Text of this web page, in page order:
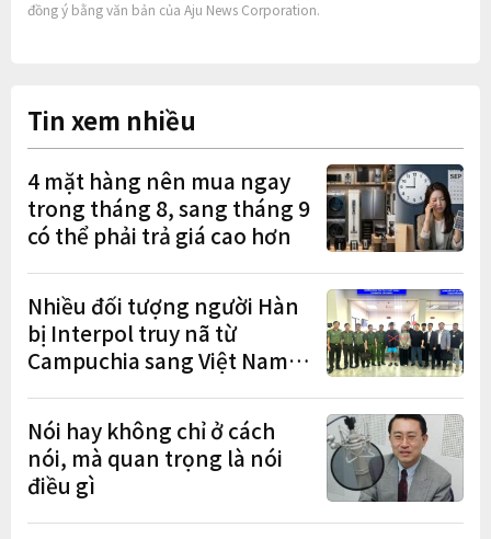
đồng ý bằng văn bản của Aju News Corporation.
Tin xem nhiều
4 mặt hàng nên mua ngay
trong tháng 8, sang tháng 9
có thể phải trả giá cao hơn
Nhiều đối tượng người Hàn
bị Interpol truy nã từ
Campuchia sang Việt Nam
Nói hay không chỉ ở cách
nói, mà quan trọng là nói
điều gì